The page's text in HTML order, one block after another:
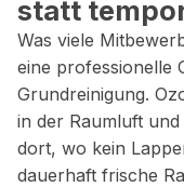
statt
Was viele
eine professionelle
Grundreinigung.
in der Raumluft
dort, wo kein
dauerhaft frische